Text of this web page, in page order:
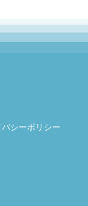
シーポリシー